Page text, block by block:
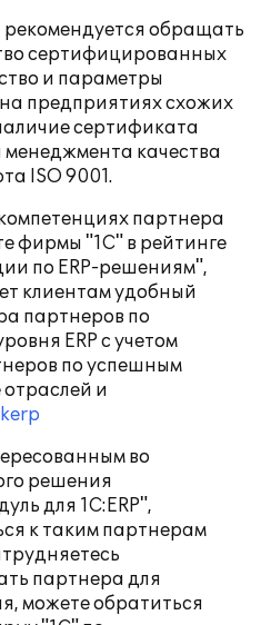
обращать
сертифицированных
и параметры
предприятиях схожих
сертификата
менеджмента качества
ISO 9001.
партнера
фирмы "1С" в рейтинге
по ERP-решениям",
клиентам удобный
партнеров по
ERP с учетом
по успешным
и
во
решения
для 1С:ERP",
к таким партнерам
партнера для
можете обратиться